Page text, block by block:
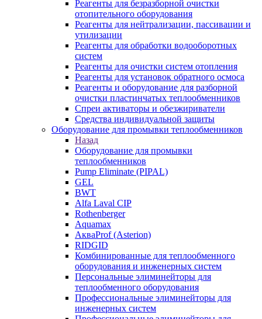
Реагенты для безразборной очистки
отопительного оборудования
Реагенты для нейтрализации, пассивации и
утилизации
Реагенты для обработки водооборотных
систем
Реагенты для очистки систем отопления
Реагенты для установок обратного осмоса
Реагенты и оборудование для разборной
очистки пластинчатых теплообменников
Спреи активаторы и обезжириватели
Средства индивидуальной защиты
Оборудование для промывки теплообменников
Назад
Оборудование для промывки
теплообменников
Pump Eliminate (PIPAL)
GEL
BWT
Alfa Laval CIP
Rothenberger
Aquamax
АкваProf (Asterion)
RIDGID
Комбинированные для теплообменного
оборудования и инженерных систем
Персональные элиминейторы для
теплообменного оборудования
Профессиональные элиминейторы для
инженерных систем